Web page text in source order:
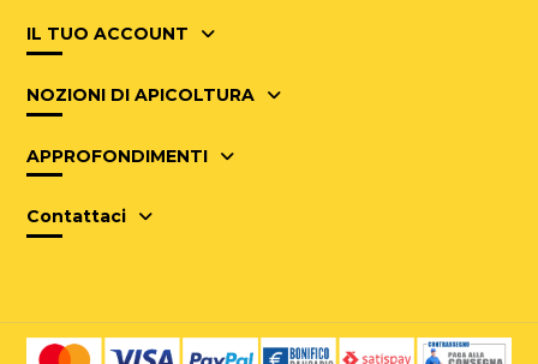
IL TUO ACCOUNT
NOZIONI DI APICOLTURA
APPROFONDIMENTI
Contattaci